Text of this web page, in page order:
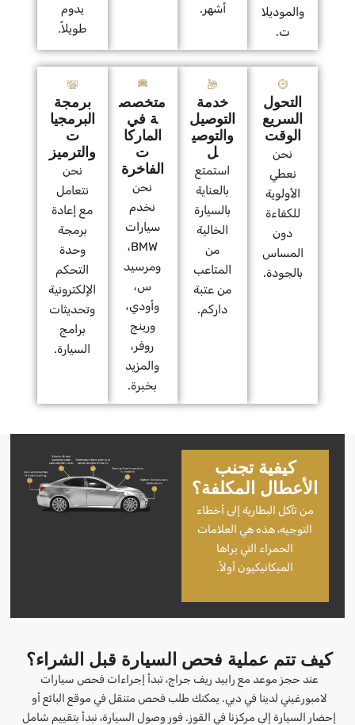
والموديلا
ت.
أشهر.
يدوم
طويلاً.
التحول
السريع
الوقت
نحن
نعطي
الأولوية
للكفاءة
دون
المساس
بالجودة.
خدمة
التوصيل
والتوصي
ل
استمتع
بالعناية
بالسيارة
الخالية
من
المتاعب
من عتبة
داركم.
متخصص
ة في
الماركا
ت
الفاخرة
نحن
نخدم
سيارات
BMW،
ومرسيد
س،
وأودي،
ورينج
روفر،
والمزيد
بخبرة.
برمجة
البرمجيا
ت
والترميز
نحن
نتعامل
مع إعادة
برمجة
وحدة
التحكم
الإلكترونية
وتحديثات
برامج
السيارة.
كيفية تجنب
الأعطال المكلفة؟
من تآكل البطارية إلى أخطاء
التوجيه، هذه هي العلامات
الحمراء التي يراها
الميكانيكيون أولاً.
كيف تتم عملية فحص السيارة قبل الشراء؟
عند حجز موعد مع رابيد ريف جراج، تبدأ إجراءات فحص سيارات
لامبورغيني لدينا في دبي. يمكنك طلب فحص متنقل في موقع البائع أو
إحضار السيارة إلى مركزنا في القوز. فور وصول السيارة، نبدأ بتقييم شامل